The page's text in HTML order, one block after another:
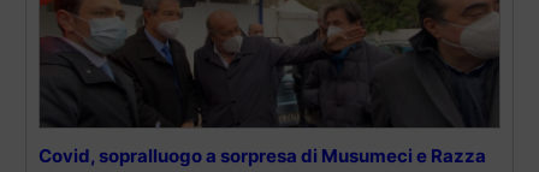
Covid, sopralluogo a sorpresa di Musumeci e Razza